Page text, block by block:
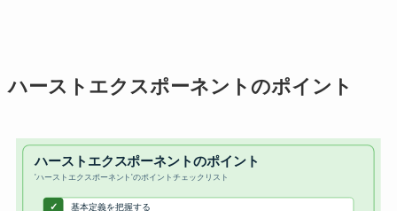
ハーストエクスポーネントのポイント